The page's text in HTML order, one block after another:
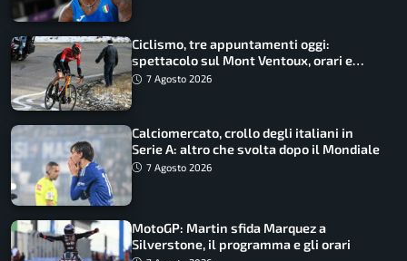
Ciclismo, tre appuntamenti oggi:
spettacolo sul Mont Ventoux, orari e
come vederli
7 Agosto 2026
Calciomercato, crollo degli italiani in
Serie A: altro che svolta dopo il Mondiale
7 Agosto 2026
MotoGP: Martin sfida Marquez a
Silverstone, il programma e gli orari